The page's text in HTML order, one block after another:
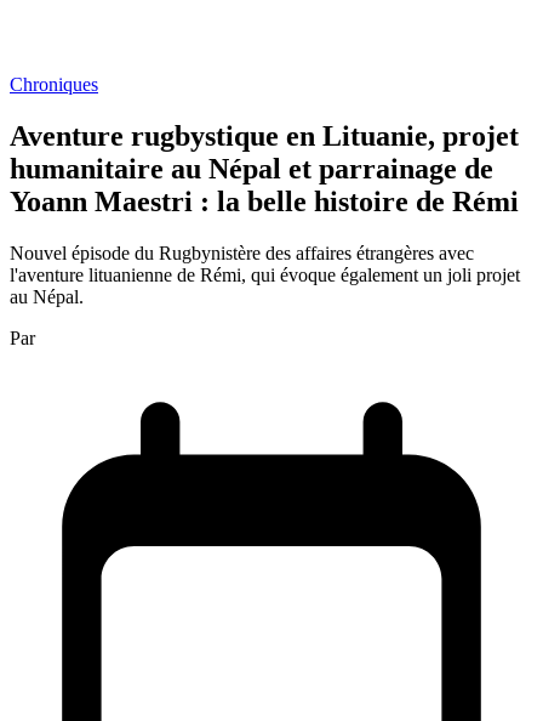
Chroniques
Aventure rugbystique en Lituanie, projet
humanitaire au Népal et parrainage de
Yoann Maestri : la belle histoire de Rémi
Nouvel épisode du Rugbynistère des affaires étrangères avec
l'aventure lituanienne de Rémi, qui évoque également un joli projet
au Népal.
Par